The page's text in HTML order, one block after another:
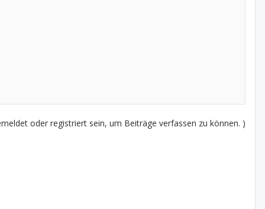
oder registriert sein, um Beiträge verfassen zu können. )